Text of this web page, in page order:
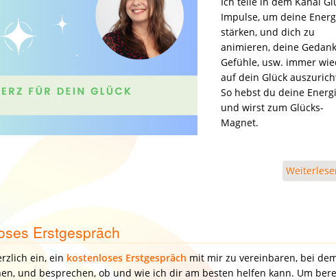
Impulse, um deine
stärken, und dich zu
animieren, deine
Gefühle, usw. immer
auf dein Glück
So hebst du deine
und wirst zum Glücks-
Magnet.
Erstgespräch
ein, ein kostenloses Erstgespräch mit mir zu vereinbaren, bei
und besprechen, ob und wie ich dir am besten helfen kann. Um